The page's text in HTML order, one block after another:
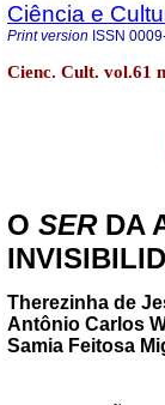
Ciência e
Print version ISSN
Cienc. Cult. vol.61
O SERDA
Therezinha de
Antônio Carlos
Samia Feitosa